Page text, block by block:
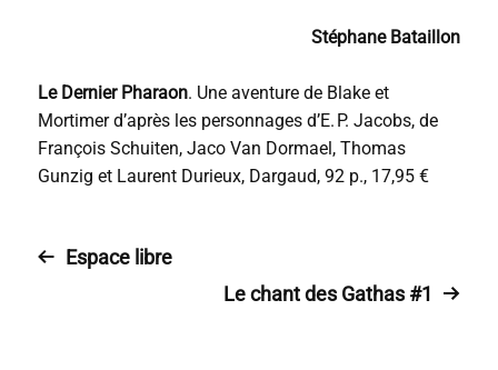
Stéphane Bataillon
Le Dernier Pharaon. Une aventure de Blake et
Mortimer d’après les personnages d’E. P. Jacobs, de
François Schuiten, Jaco Van Dormael, Thomas
Gunzig et Laurent Durieux, Dargaud, 92 p., 17,95 €
Espace libre
Le chant des Gathas #1